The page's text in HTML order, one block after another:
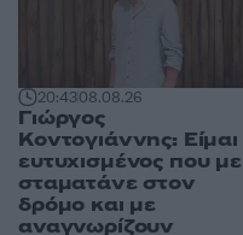
20:4308.08.26
Γιώργος
Κοντογιάννης: Είμαι
ευτυχισμένος που με
σταματάνε στον
δρόμο και με
αναγνωρίζουν